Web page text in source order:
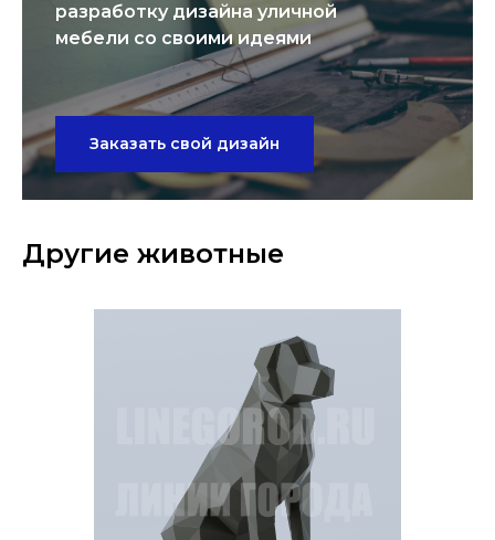
разработку дизайна уличной
мебели со своими идеями
Заказать свой дизайн
Другие животные